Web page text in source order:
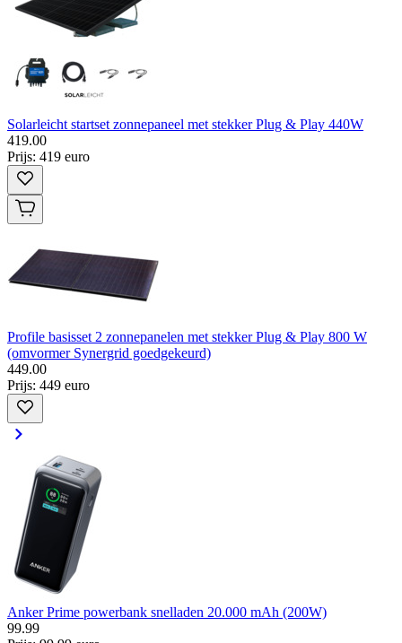
Solarleicht startset zonnepaneel met stekker Plug & Play 440W
419.00
Prijs: 419 euro
Profile basisset 2 zonnepanelen met stekker Plug & Play 800 W
(omvormer Synergrid goedgekeurd)
449.00
Prijs: 449 euro
Anker Prime powerbank snelladen 20.000 mAh (200W)
99.99